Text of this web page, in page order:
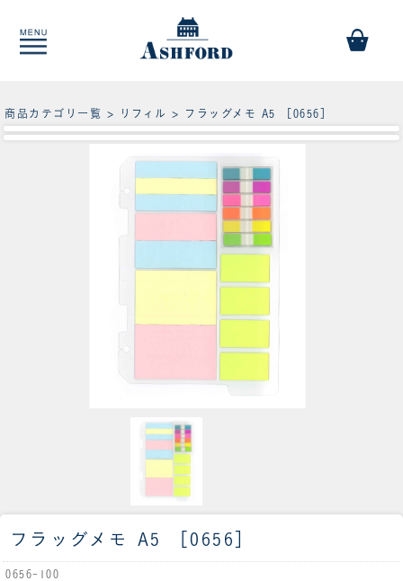
商品カテゴリ一覧 > リフィル > フラッグメモ A5 ［0656］
フラッグメモ A5 ［0656］
0656-100